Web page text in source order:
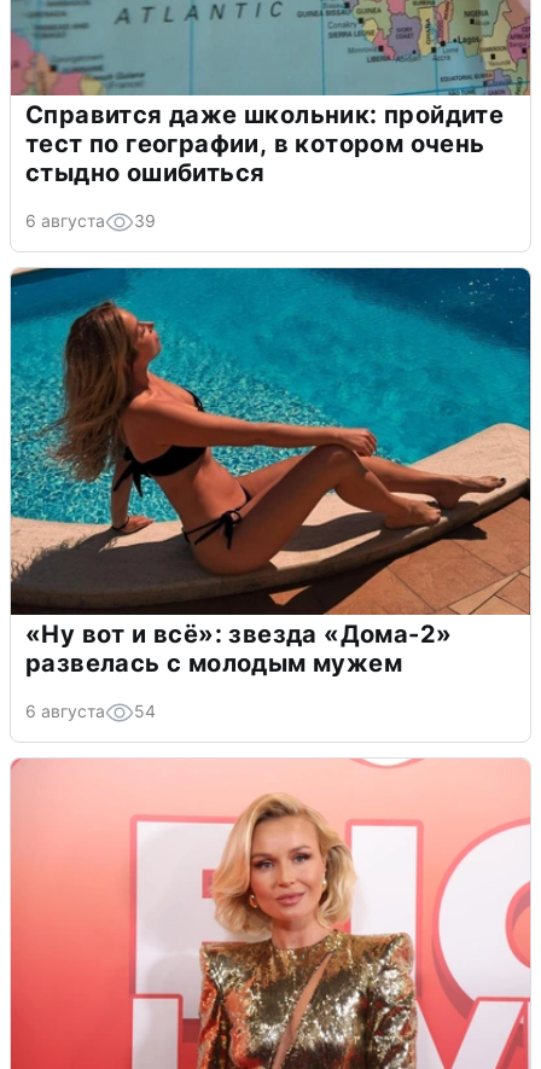
Справится даже школьник: пройдите
тест по географии, в котором очень
стыдно ошибиться
6 августа 39
«Ну вот и всё»: звезда «Дома-2»
развелась с молодым мужем
6 августа 54